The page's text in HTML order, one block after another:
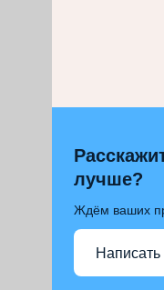
лучше?
Ждём ваших
Написать